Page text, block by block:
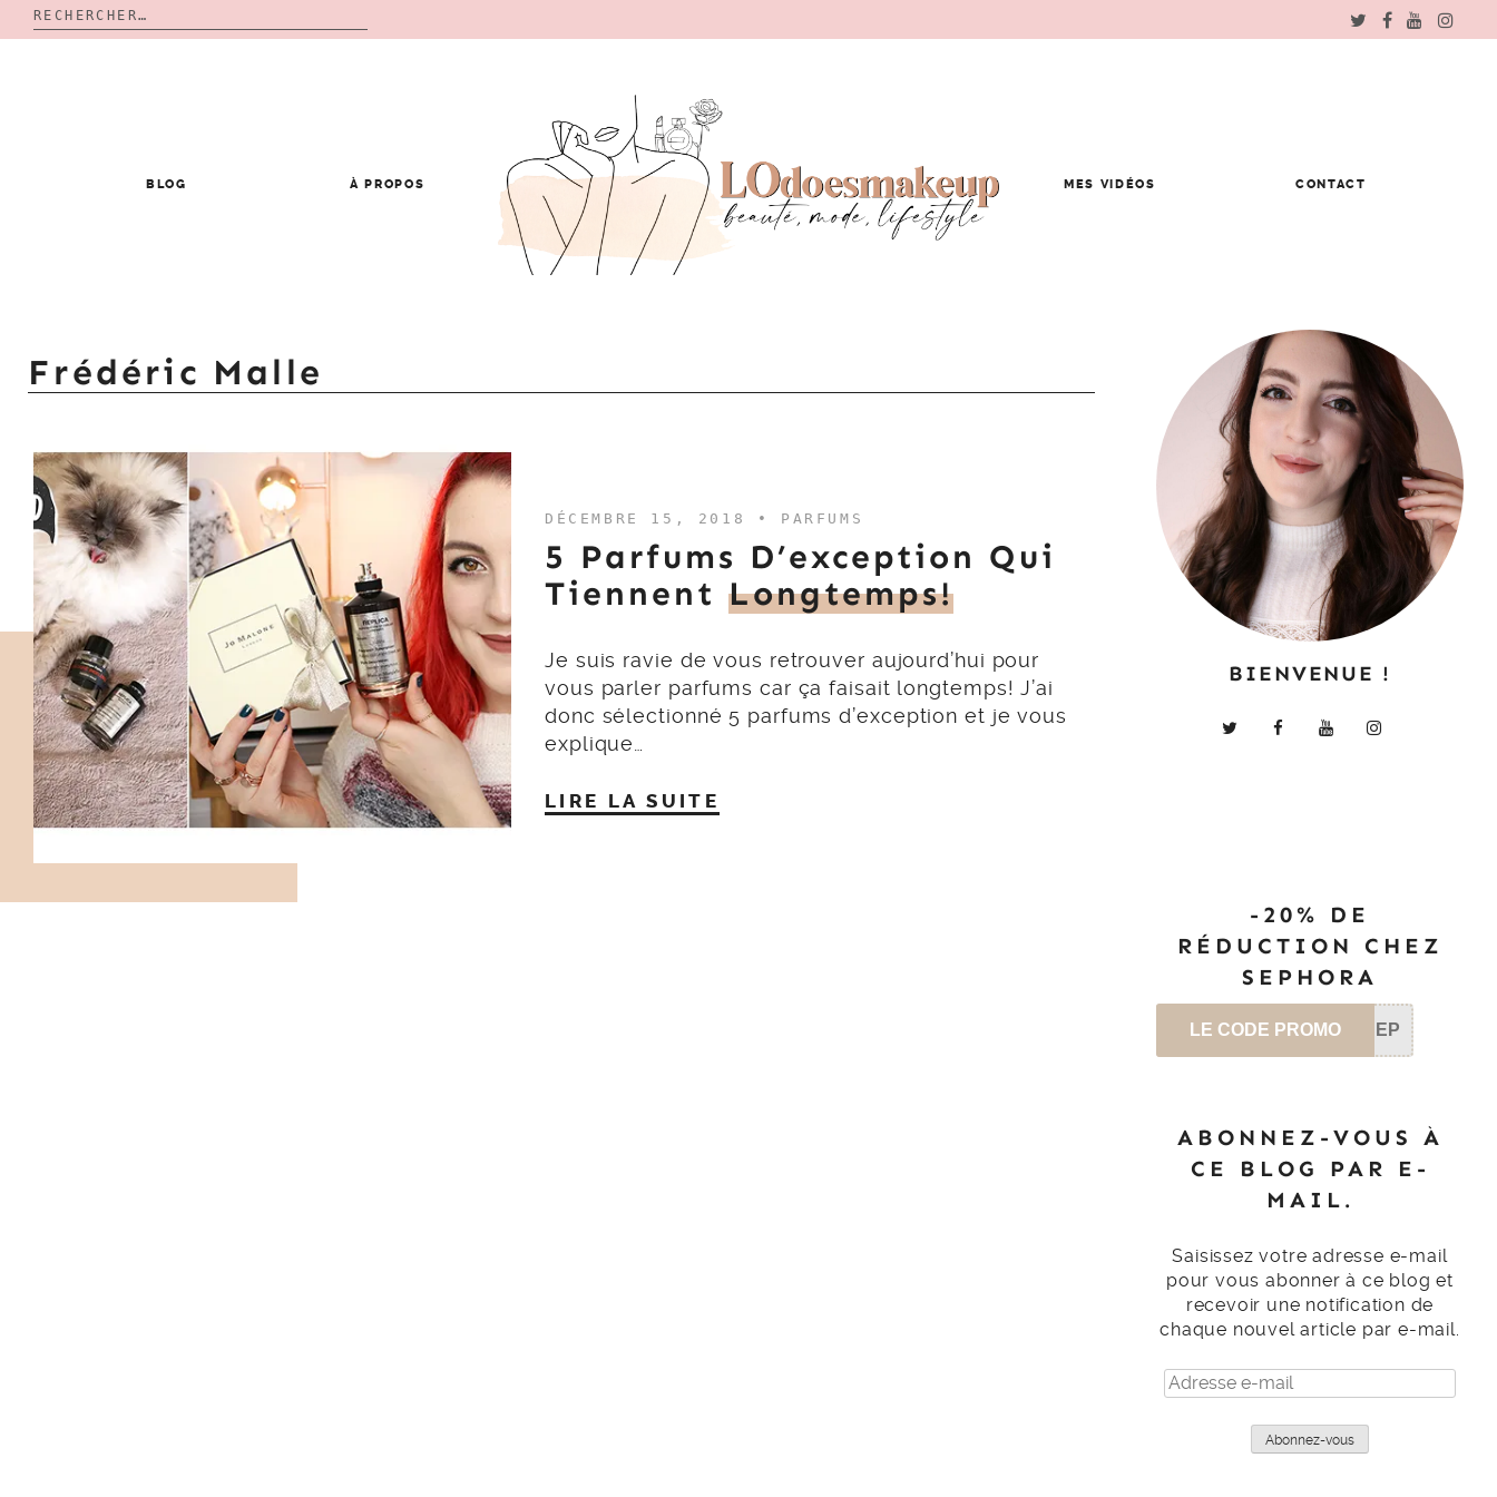
Rechercher :
BLOG À PROPOS MES VIDÉOS CONTACT
Frédéric Malle
DÉCEMBRE 15, 2018 • PARFUMS
5 Parfums D’exception Qui
Tiennent Longtemps!
Je suis ravie de vous retrouver aujourd’hui pour
vous parler parfums car ça faisait longtemps! J’ai
donc sélectionné 5 parfums d’exception et je vous
explique…
LIRE LA SUITE
BIENVENUE !
-20% DE
RÉDUCTION CHEZ
SEPHORA
LE CODE PROMO SEP
ABONNEZ-VOUS À
CE BLOG PAR E-
MAIL.
Saisissez votre adresse e-mail
pour vous abonner à ce blog et
recevoir une notification de
chaque nouvel article par e-mail.
Adresse
e-
Abonnez-vous